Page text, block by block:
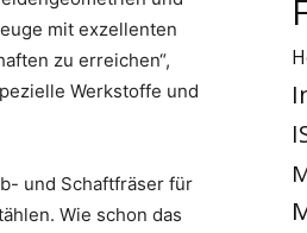
mit exzellenten
zu erreichen“,
Werkstoffe und
und Schaftfräser für
Wie schon das